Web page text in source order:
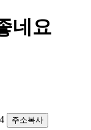
네요
주소복사